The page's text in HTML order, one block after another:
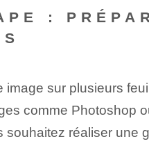
:
image sur plusieurs
comme Photoshop
souhaitez réaliser